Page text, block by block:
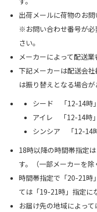
出荷メールに荷物のお問
※お問い合わせ番号が必
さい。
メーカーによって配送業
下記メーカーは配送会
は振り替えとなる場合が
シード 「12-14時
アイレ 「12-14時
シンシア 「12-14
18時以降の時間帯指定
す。（一部メーカーを除
時間帯指定で「20-21時
ては「19-21時」指定に
お届け先の地域によっ